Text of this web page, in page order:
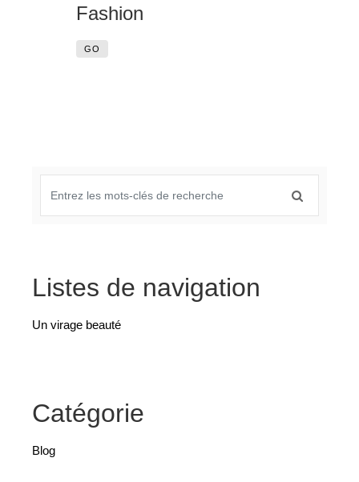
Fashion
GO
Listes de navigation
Un virage beauté
Catégorie
Blog